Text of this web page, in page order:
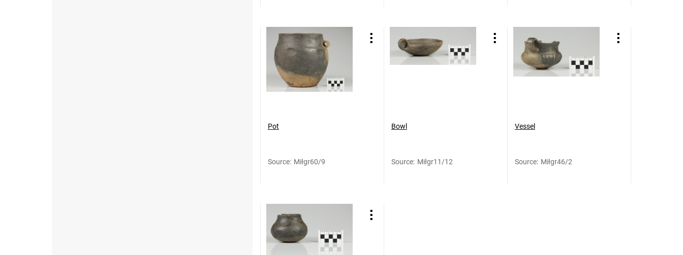
Pot
Source: Miłgr60/9
Bowl
Source: Miłgr11/12
Vessel
Source: Miłgr46/2